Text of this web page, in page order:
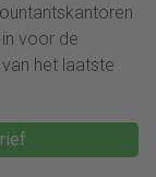
voor de
het laatste